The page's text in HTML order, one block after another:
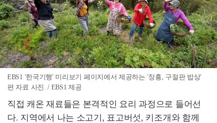
EBS1 '한국기행' 미리보기 페이지에서 제공하는 '장흥, 구절판 밥상'
편 자료 사진. / EBS1 제공
직접 캐온 재료들은 본격적인 요리 과정으로 들어선
다. 지역에서 나는 소고기, 표고버섯, 키조개와 함께